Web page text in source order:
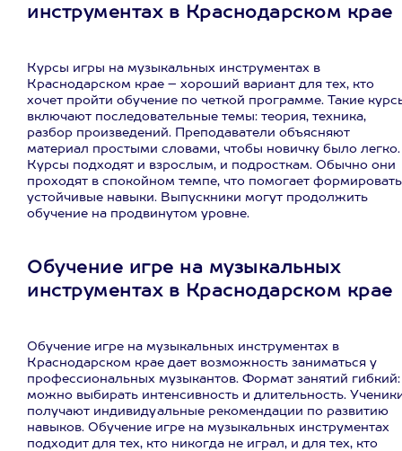
инструментах в Краснодарском крае
Курсы игры на музыкальных инструментах в
Краснодарском крае – хороший вариант для тех, кто
хочет пройти обучение по четкой программе. Такие
включают последовательные темы: теория, техника,
разбор произведений. Преподаватели объясняют
материал простыми словами, чтобы новичку было легко.
Курсы подходят и взрослым, и подросткам. Обычно они
проходят в спокойном темпе, что помогает формировать
устойчивые навыки. Выпускники могут продолжить
обучение на продвинутом уровне.
Обучение игре на музыкальных
инструментах в Краснодарском крае
Обучение игре на музыкальных инструментах в
Краснодарском крае дает возможность заниматься у
профессиональных музыкантов. Формат занятий гибкий:
можно выбирать интенсивность и длительность.
получают индивидуальные рекомендации по развитию
навыков. Обучение игре на музыкальных инструментах
подходит для тех, кто никогда не играл, и для тех, кто